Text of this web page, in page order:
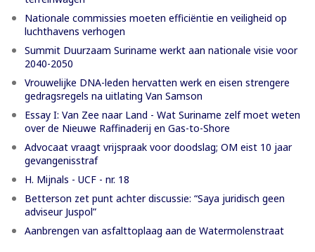
Nationale commissies moeten efficiëntie en veiligheid op
luchthavens verhogen
Summit Duurzaam Suriname werkt aan nationale visie voor
2040-2050
Vrouwelijke DNA-leden hervatten werk en eisen strengere
gedragsregels na uitlating Van Samson
Essay I: Van Zee naar Land - Wat Suriname zelf moet weten
over de Nieuwe Raffinaderij en Gas-to-Shore
Advocaat vraagt vrijspraak voor doodslag; OM eist 10 jaar
gevangenisstraf
H. Mijnals - UCF - nr. 18
Betterson zet punt achter discussie: “Saya juridisch geen
adviseur Juspol”
Aanbrengen van asfalttoplaag aan de Watermolenstraat